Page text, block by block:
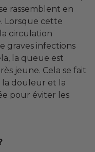
rassemblent en
Lorsque cette
circulation
graves infections
la queue est
jeune. Cela se fait
la douleur et la
pour éviter les